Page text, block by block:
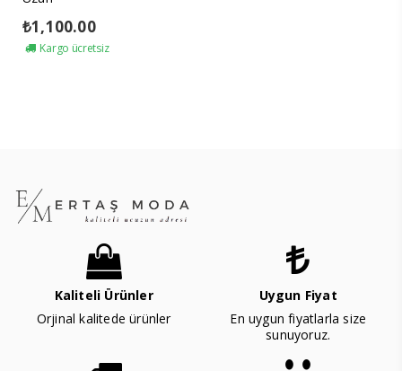
₺1,100.00
Kargo ücretsiz
Kaliteli Ürünler
Orjinal kalitede ürünler
Uygun Fiyat
En uygun fiyatlarla size
sunuyoruz.